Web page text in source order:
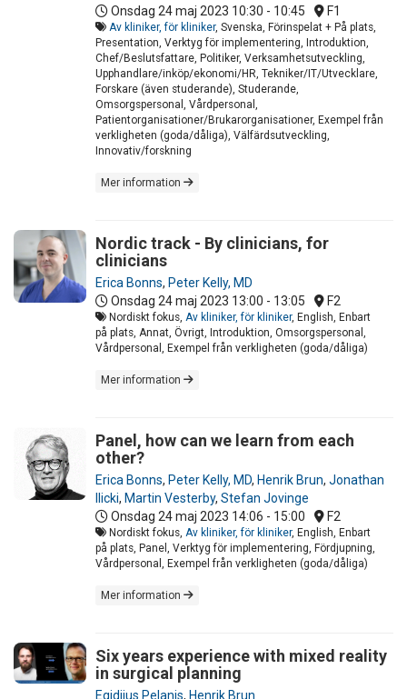
Onsdag 24 maj 2023 10:30 - 10:45 F1
Av kliniker, för kliniker, Svenska, Förinspelat + På plats,
Presentation, Verktyg för implementering, Introduktion,
Chef/Beslutsfattare, Politiker, Verksamhetsutveckling,
Upphandlare/inköp/ekonomi/HR, Tekniker/IT/Utvecklare,
Forskare (även studerande), Studerande,
Omsorgspersonal, Vårdpersonal,
Patientorganisationer/Brukarorganisationer, Exempel från
verkligheten (goda/dåliga), Välfärdsutveckling,
Innovativ/forskning
Mer information
Nordic track - By clinicians, for
clinicians
Erica Bonns, Peter Kelly, MD
Onsdag 24 maj 2023 13:00 - 13:05 F2
Nordiskt fokus, Av kliniker, för kliniker, English, Enbart
på plats, Annat, Övrigt, Introduktion, Omsorgspersonal,
Vårdpersonal, Exempel från verkligheten (goda/dåliga)
Mer information
Panel, how can we learn from each
other?
Erica Bonns, Peter Kelly, MD, Henrik Brun, Jonathan
Ilicki, Martin Vesterby, Stefan Jovinge
Onsdag 24 maj 2023 14:06 - 15:00 F2
Nordiskt fokus, Av kliniker, för kliniker, English, Enbart
på plats, Panel, Verktyg för implementering, Fördjupning,
Vårdpersonal, Exempel från verkligheten (goda/dåliga)
Mer information
Six years experience with mixed reality
in surgical planning
Egidijus Pelanis, Henrik Brun